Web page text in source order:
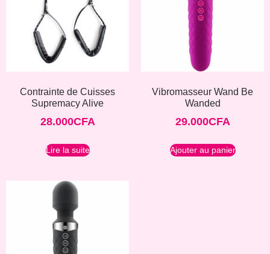
Contrainte de Cuisses
Supremacy Alive
28.000CFA
Lire la suite
Vibromasseur Wand Be
Wanded
29.000CFA
Ajouter au panier